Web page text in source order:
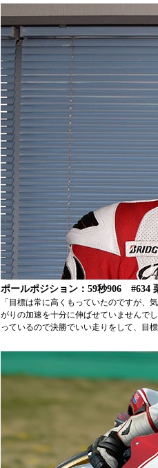
ポールポジション：59秒906
「目標は常に高くもっていたのですが
がりの加速を十分に伸ばせていませんで
っているので決勝でいい走りをして、目